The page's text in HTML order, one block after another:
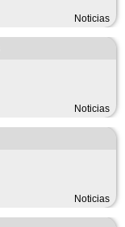
Noticias
Noticias
Noticias